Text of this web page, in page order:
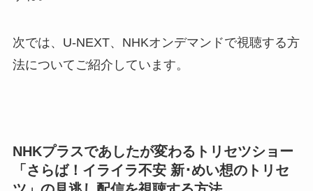
次では、U-NEXT、NHKオンデマンドで視聴する方
法についてご紹介しています。
NHKプラスであしたが変わるトリセツショー
「さらば！イライラ不安 新･めい想のトリセ